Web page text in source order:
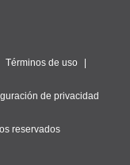
Términos de uso
de privacidad
reservados